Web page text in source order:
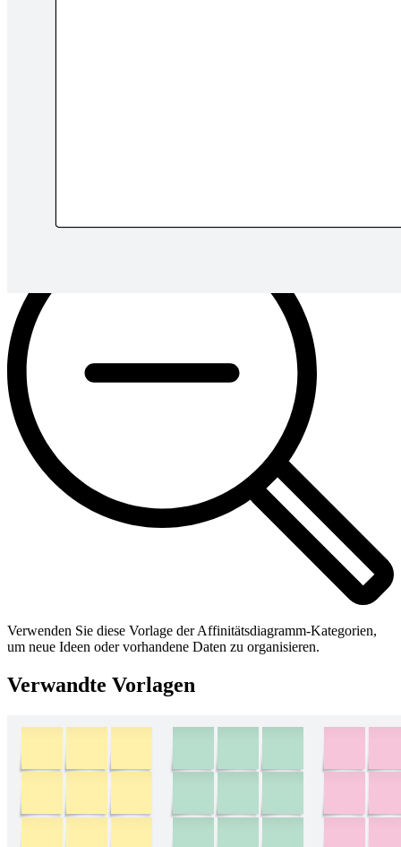
Verwenden Sie diese Vorlage der Affinitätsdiagramm-Kategorien,
um neue Ideen oder vorhandene Daten zu organisieren.
Verwandte Vorlagen